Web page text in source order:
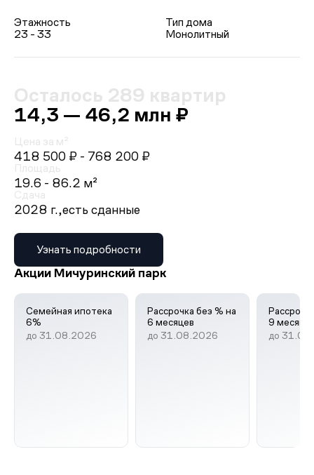
Этажность
23 - 33
Тип дома
Монолитный
Осталось 289 квартир
14,3 — 46,2 млн ₽
Цена за м²
418 500 ₽ - 768 200 ₽
Площадь
19.6 - 86.2 м²
Сдача
2028 г.,есть сданные
Узнать подробности
Акции Мичуринский парк
Семейная ипотека
6%
до 31.08.2026
Рассрочка без % на
6 месяцев
до 31.08.2026
9
до